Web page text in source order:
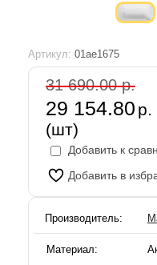
Артикул: 01ае1675
31 690.00 р.
29 154.80 р.
(шт)
Добавить к
Добавить в
Производитель:
Материал: